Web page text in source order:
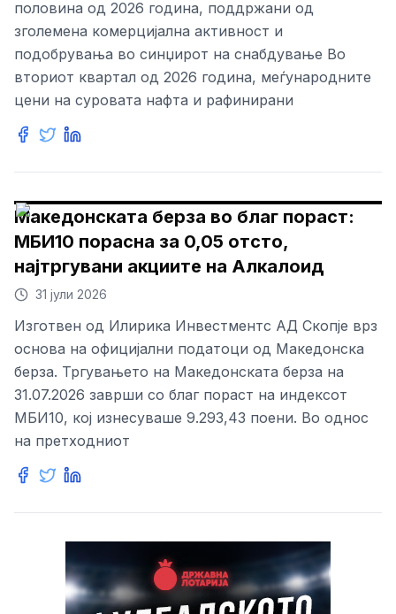
половина од 2026 година, поддржани од
зголемена комерцијална активност и
подобрувања во синџирот на снабдување Во
вториот квартал од 2026 година, меѓународните
цени на суровата нафта и рафинирани
Македонската берза во благ пораст:
МБИ10 порасна за 0,05 отсто,
најтргувани акциите на Алкалоид
31 јули 2026
Изготвен од Илирика Инвестментс АД Скопје врз
основа на официјални податоци од Македонска
берза. Тргувањето на Македонската берза на
31.07.2026 заврши со благ пораст на индексот
МБИ10, кој изнесуваше 9.293,43 поени. Во однос
на претходниот